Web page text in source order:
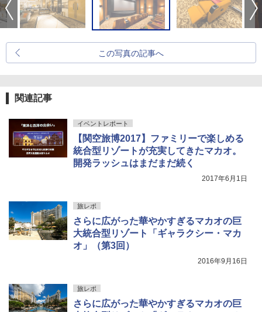
この写真の記事へ
関連記事
イベントレポート
【関空旅博2017】ファミリーで楽しめる
統合型リゾートが充実してきたマカオ。
開発ラッシュはまだまだ続く
2017年6月1日
旅レポ
さらに広がった華やかすぎるマカオの巨
大統合型リゾート「ギャラクシー・マカ
オ」（第3回）
2016年9月16日
旅レポ
さらに広がった華やかすぎるマカオの巨